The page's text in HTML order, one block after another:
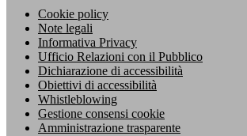
Cookie policy
Note legali
Informativa Privacy
Ufficio Relazioni con il Pubblico
Dichiarazione di accessibilità
Obiettivi di accessibilità
Whistleblowing
Gestione consensi cookie
Amministrazione trasparente